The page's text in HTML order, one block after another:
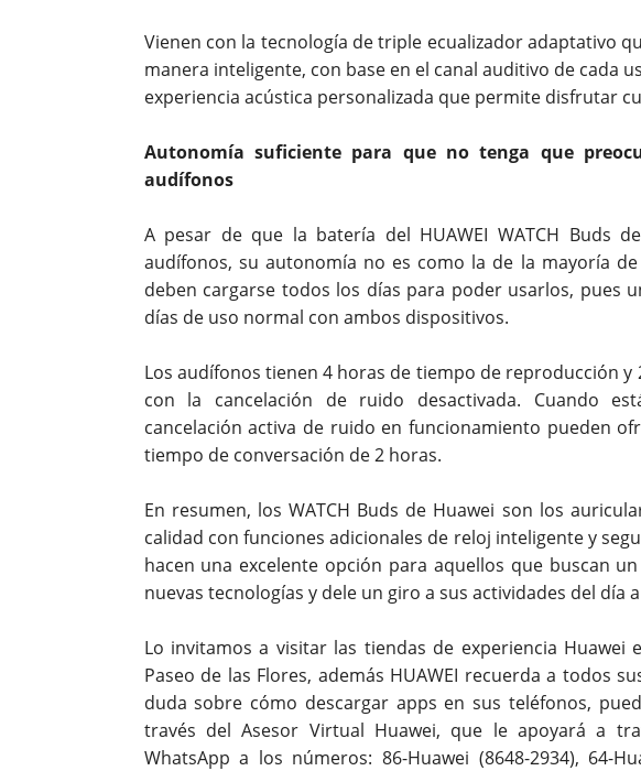
Vienen con la tecnología de triple ecualizador adaptativo
manera inteligente, con base en el canal auditivo de cada
experiencia acústica personalizada que permite disfrutar
Autonomía suficiente para que no tenga que
audífonos
A pesar de que la batería del HUAWEI WATCH Buds
audífonos, su autonomía no es como la de la mayoría
deben cargarse todos los días para poder usarlos, pues
días de uso normal con ambos dispositivos.
Los audífonos tienen 4 horas de tiempo de reproducción
con la cancelación de ruido desactivada. Cuando
cancelación activa de ruido en funcionamiento pueden
tiempo de conversación de 2 horas.
En resumen, los WATCH Buds de Huawei son los
calidad con funciones adicionales de reloj inteligente y
hacen una excelente opción para aquellos que buscan
nuevas tecnologías y dele un giro a sus actividades del día
Lo invitamos a visitar las tiendas de experiencia Huawei
Paseo de las Flores, además HUAWEI recuerda a todos
duda sobre cómo descargar apps en sus teléfonos,
través del Asesor Virtual Huawei, que le apoyará a
WhatsApp a los números: 86-Huawei (8648-2934), 64-